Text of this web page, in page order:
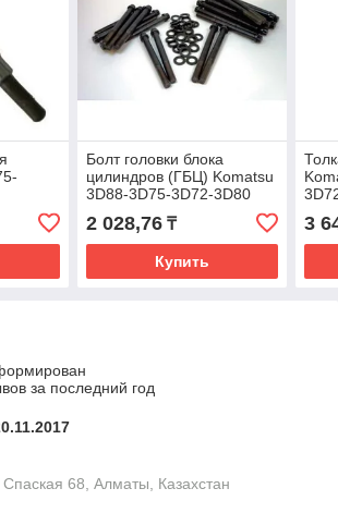
Болт головки блока
цилиндров (ГБЦ) Komatsu
3D88-3D75-3D72-3D80
2 028,76₸
Купить
3
за последний год
68, Алматы, Казахстан